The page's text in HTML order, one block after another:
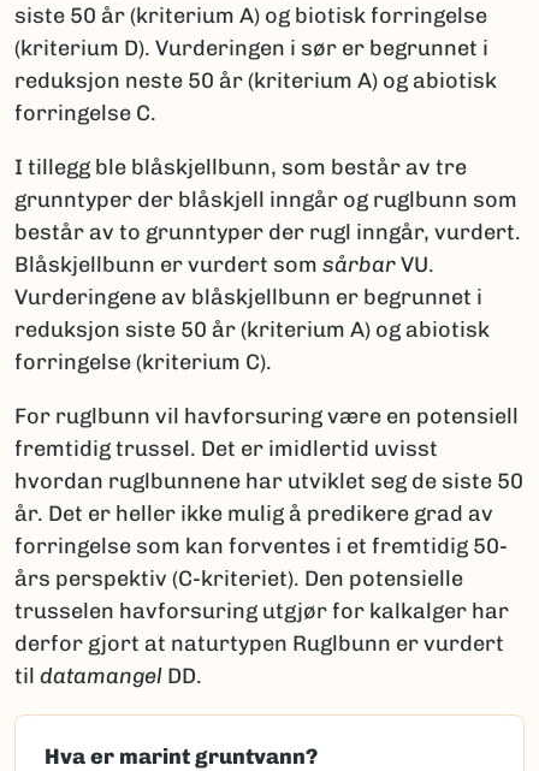
siste 50 år (kriterium A) og biotisk forringelse
(kriterium D). Vurderingen i sør er begrunnet i
reduksjon neste 50 år (kriterium A) og abiotisk
forringelse C.
I tillegg ble blåskjellbunn, som består av tre
grunntyper der blåskjell inngår og ruglbunn som
består av to grunntyper der rugl inngår, vurdert.
Blåskjellbunn er vurdert som sårbarVU.
Vurderingene av blåskjellbunn er begrunnet i
reduksjon siste 50 år (kriterium A) og abiotisk
forringelse (kriterium C).
For ruglbunn vil havforsuring være en potensiell
fremtidig trussel. Det er imidlertid uvisst
hvordan ruglbunnene har utviklet seg de siste 50
år. Det er heller ikke mulig å predikere grad av
forringelse som kan forventes i et fremtidig 50-
års perspektiv (C-kriteriet). Den potensielle
trusselen havforsuring utgjør for kalkalger har
derfor gjort at naturtypen Ruglbunn er vurdert
til datamangel DD.
Hva er marint gruntvann?